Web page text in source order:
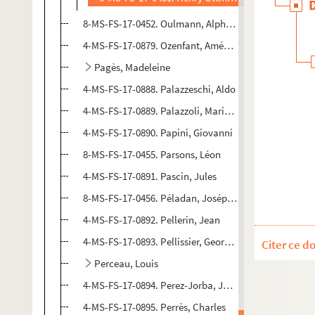
8-MS-FS-17-0452. Oulmann, Alphonse
4-MS-FS-17-0879. Ozenfant, Amédée
Pagès, Madeleine
4-MS-FS-17-0888. Palazzeschi, Aldo
4-MS-FS-17-0889. Palazzoli, Mario-Frederico-Max
4-MS-FS-17-0890. Papini, Giovanni
8-MS-FS-17-0455. Parsons, Léon
4-MS-FS-17-0891. Pascin, Jules
8-MS-FS-17-0456. Péladan, Joséphin
4-MS-FS-17-0892. Pellerin, Jean
4-MS-FS-17-0893. Pellissier, Georges
Perceau, Louis
4-MS-FS-17-0894. Perez-Jorba, Juan
4-MS-FS-17-0895. Perrès, Charles
Citer ce